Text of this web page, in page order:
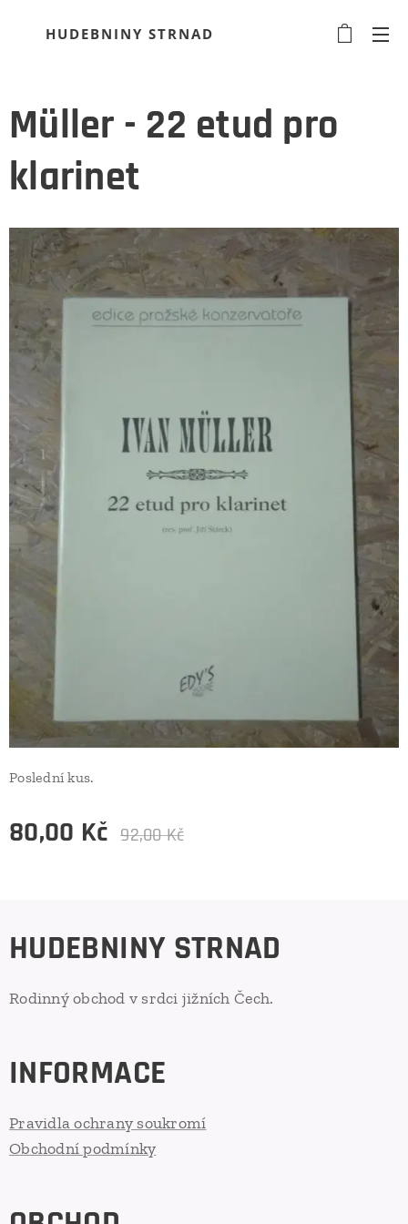
HUDEBNINY STRNAD
Müller - 22 etud pro
klarinet
Poslední kus.
80,00 Kč 92,00Kč
HUDEBNINY STRNAD
Rodinný obchod v srdci jižních Čech.
INFORMACE
Pravidla ochrany soukromí
Obchodní podmínky